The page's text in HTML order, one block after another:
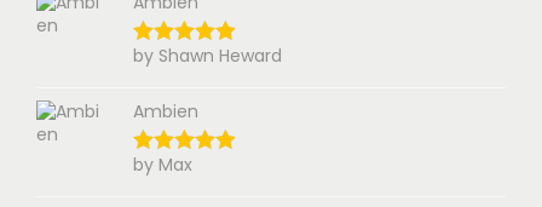
by Shawn Heward
Ambien
by Max